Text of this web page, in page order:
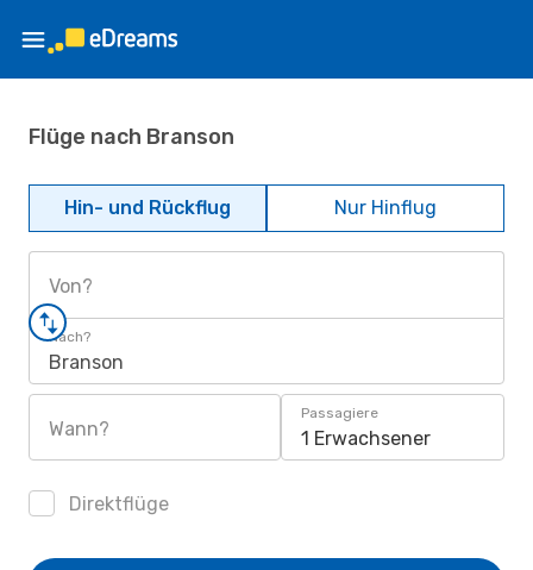
Flüge nach Branson
Hin- und Rückflug Nur Hinflug
Von?
Nach?
Branson
Wann?
Passagiere
1 Erwachsener
Direktflüge